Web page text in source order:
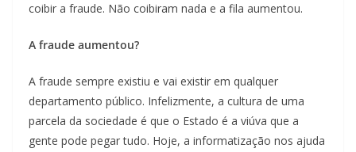
coibir a fraude. Não coibiram nada e a fila aumentou.
A fraude aumentou?
A fraude sempre existiu e vai existir em qualquer
departamento público. Infelizmente, a cultura de uma
parcela da sociedade é que o Estado é a viúva que a
gente pode pegar tudo. Hoje, a informatização nos ajuda